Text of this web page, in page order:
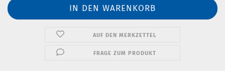
AUF DEN MERKZETTEL
FRAGE ZUM PRODUKT